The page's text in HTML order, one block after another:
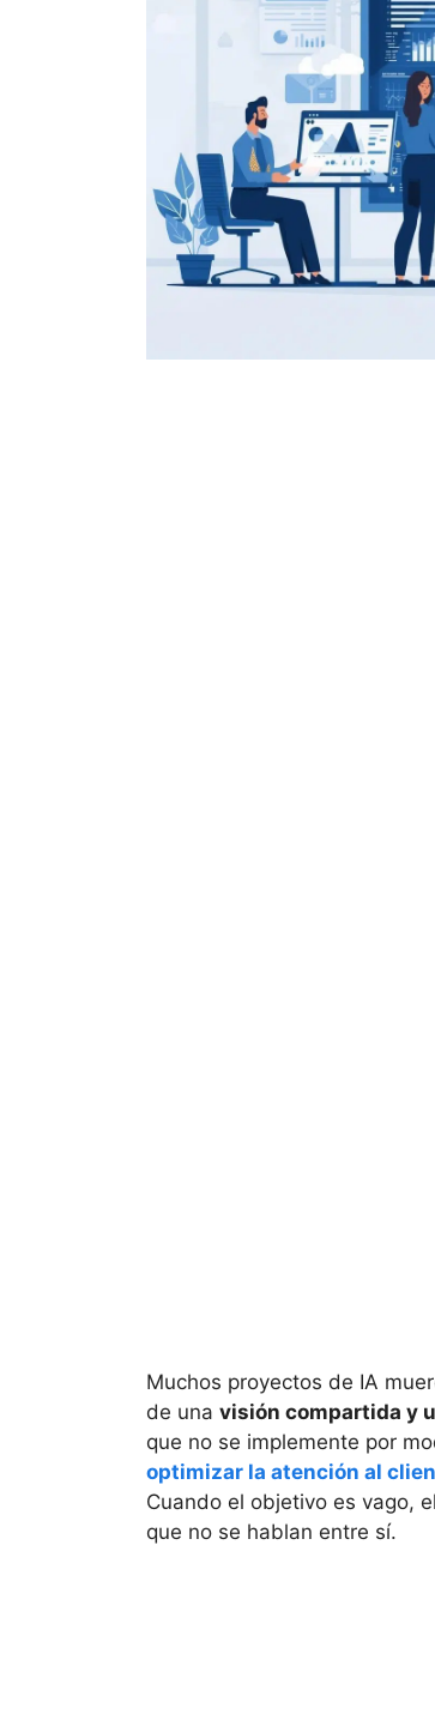
Muchos proyectos de IA
de una visión compartida y
que no se implemente por
optimizar la atención al
Cuando el objetivo es vago,
que no se hablan entre sí.